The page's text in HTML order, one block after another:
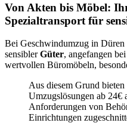
Von Akten bis Möbel:
Spezialtransport für
Bei Geschwindumzug in Düren
sensiblerGüter, angefangen
wertvollen Büromöbeln,
Aus diesem Grund
Umzugslösungen ab 24€
Anforderungen von
Einrichtungen